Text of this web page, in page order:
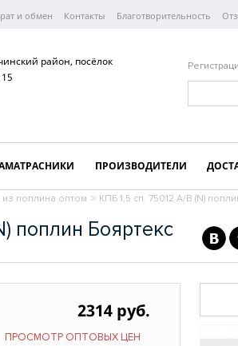
и обмен Контакты Благотворительность
район, посёлок
ПРОИЗВОДИТЕЛИ
поплина оптом > КПБ 1,5 сп. 75012 A/B (N)
поплин Бояртекс
2314 руб.
ПРОСМОТР ОПТОВЫХ ЦЕН